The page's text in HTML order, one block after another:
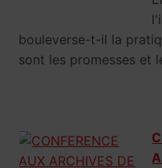
bouleverse-t-il la
sont les promesses et